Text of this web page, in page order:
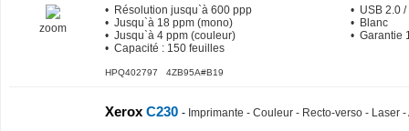
zoom
• Résolution jusqu`à 600 ppp
• Jusqu`à 18 ppm (mono)
• Jusqu`à 4 ppm (couleur)
• Capacité : 150 feuilles
• USB 2.0
• Blanc
• Garantie
HPQ402797 4ZB95A#B19
Xerox C230 - Imprimante - Couleur - Recto-verso - Laser